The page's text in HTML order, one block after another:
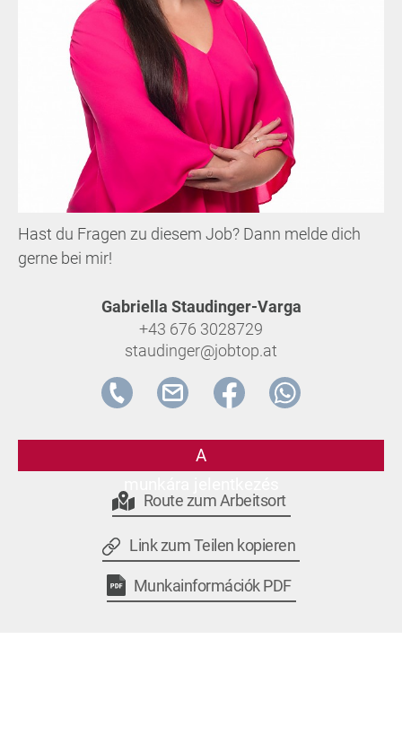
Hast du Fragen zu diesem Job? Dann melde dich
gerne bei mir!
Gabriella Staudinger-Varga
+43 676 3028729
staudinger@jobtop.at
A
Route zum Arbeitsort
Link zum Teilen kopieren
Munkainformációk PDF